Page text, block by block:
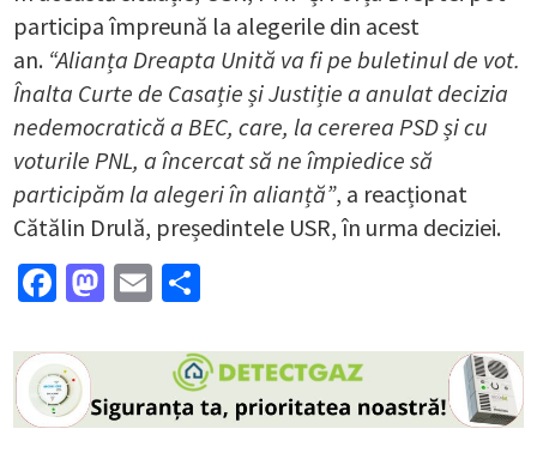
participa împreună la alegerile din acest
an. “Alianța Dreapta Unită va fi pe buletinul de vot.
Înalta Curte de Casație și Justiție a anulat decizia
nedemocratică a BEC, care, la cererea PSD și cu
voturile PNL, a încercat să ne împiedice să
participăm la alegeri în alianță”, a reacționat
Cătălin Drulă, președintele USR, în urma deciziei.
Facebook
Mastodon
Email